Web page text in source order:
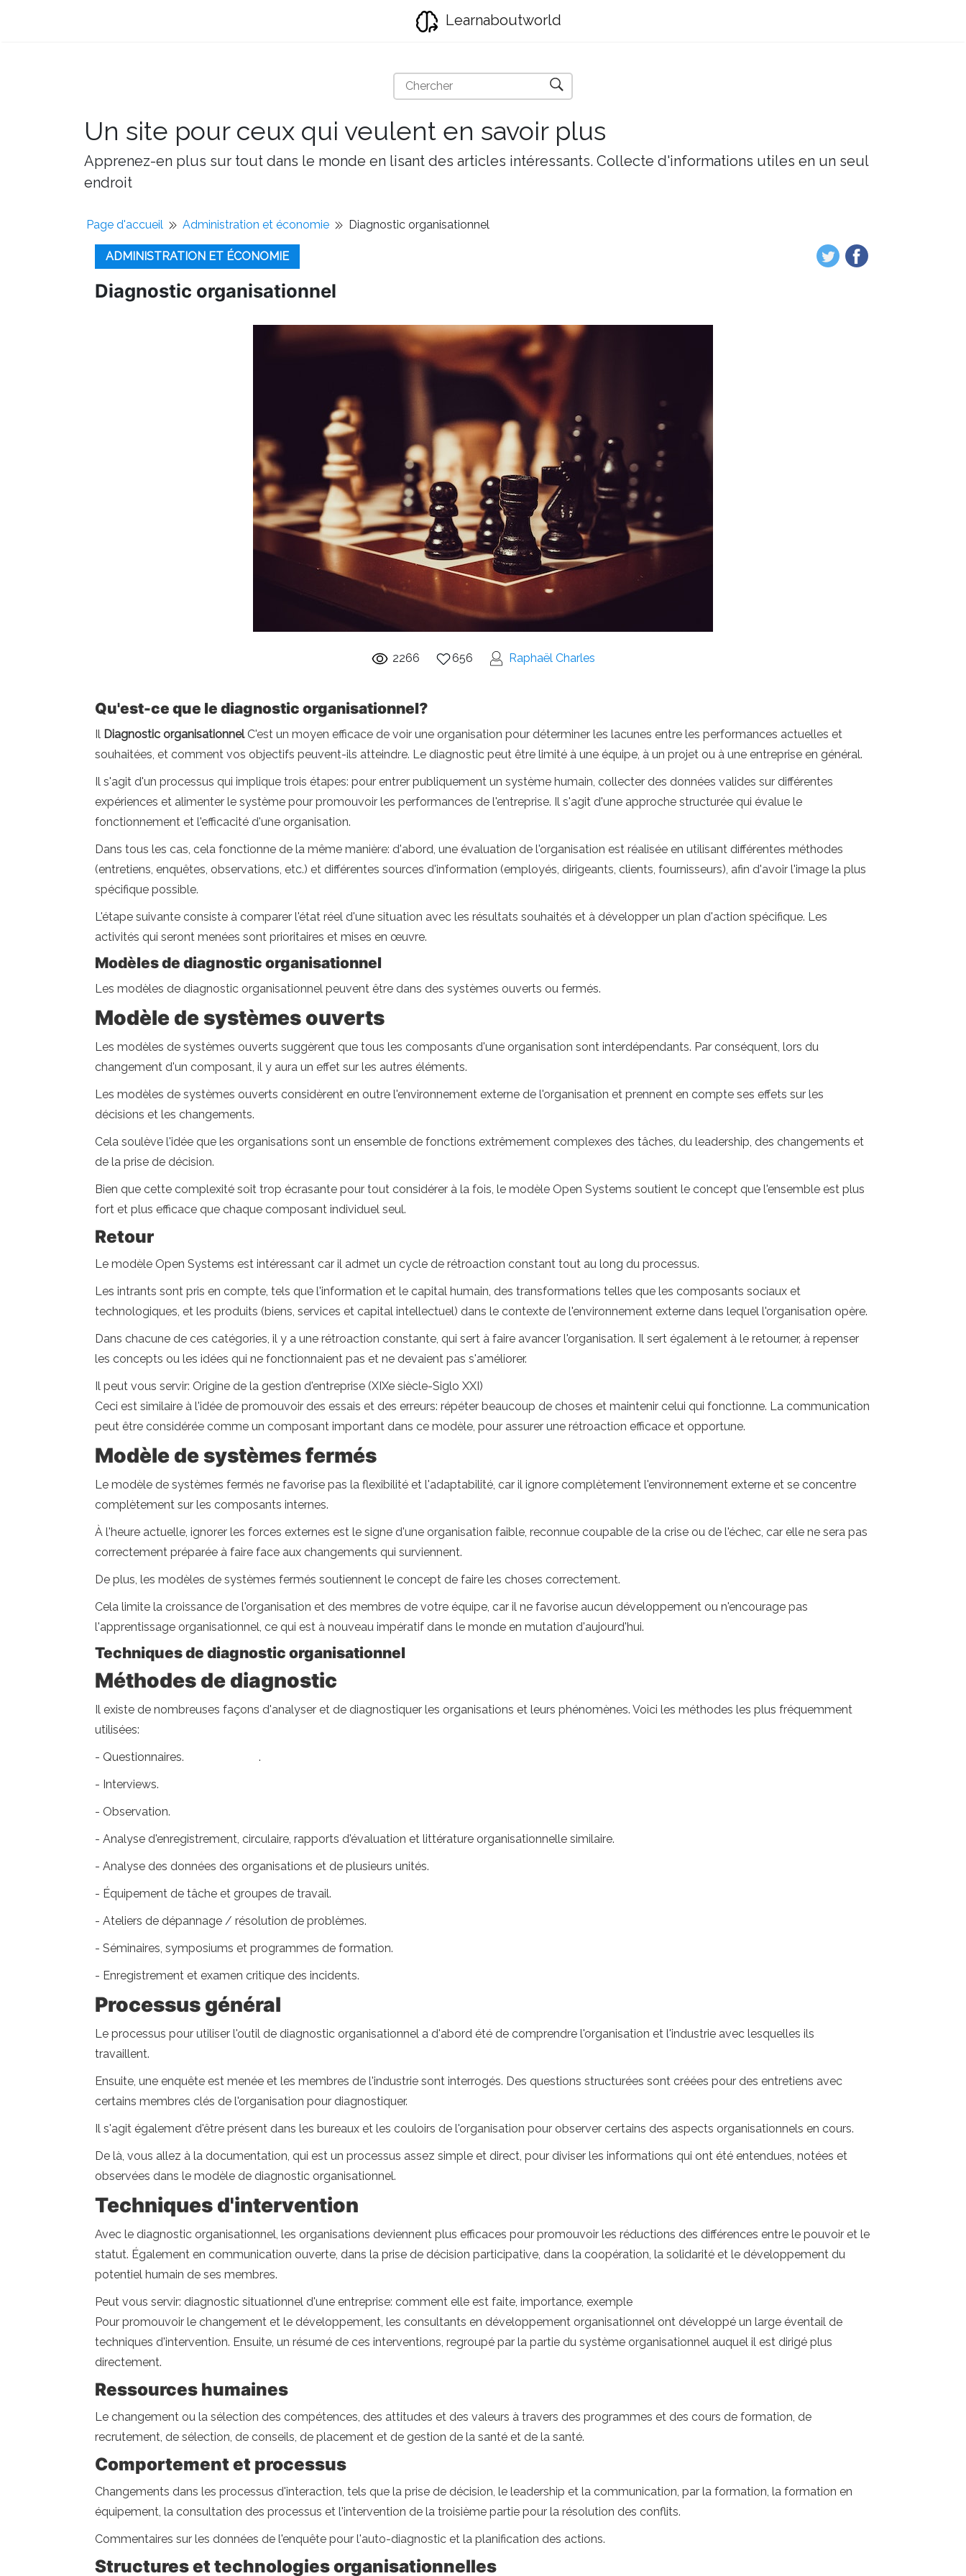
Learnaboutworld
Un site pour ceux qui veulent en savoir plus
Apprenez-en plus sur tout dans le monde en lisant des articles intéressants. Collecte d'informations utiles en un seul
endroit
Page d'accueil Administration et économie Diagnostic organisationnel
ADMINISTRATION ET ÉCONOMIE
Diagnostic organisationnel
2266 656 Raphaël Charles
Qu'est-ce que le diagnostic organisationnel?
Il Diagnostic organisationnelC'est un moyen efficace de voir une organisation pour déterminer les lacunes entre les performances actuelles et
souhaitées, et comment vos objectifs peuvent-ils atteindre. Le diagnostic peut être limité à une équipe, à un projet ou à une entreprise en général.
Il s'agit d'un processus qui implique trois étapes: pour entrer publiquement un système humain, collecter des données valides sur différentes
expériences et alimenter le système pour promouvoir les performances de l'entreprise. Il s'agit d'une approche structurée qui évalue le
fonctionnement et l'efficacité d'une organisation.
Dans tous les cas, cela fonctionne de la même manière: d'abord, une évaluation de l'organisation est réalisée en utilisant différentes méthodes
(entretiens, enquêtes, observations, etc.) et différentes sources d'information (employés, dirigeants, clients, fournisseurs), afin d'avoir l'image la plus
spécifique possible.
L'étape suivante consiste à comparer l'état réel d'une situation avec les résultats souhaités et à développer un plan d'action spécifique. Les
activités qui seront menées sont prioritaires et mises en œuvre.
Modèles de diagnostic organisationnel
Les modèles de diagnostic organisationnel peuvent être dans des systèmes ouverts ou fermés.
Modèle de systèmes ouverts
Les modèles de systèmes ouverts suggèrent que tous les composants d'une organisation sont interdépendants. Par conséquent, lors du
changement d'un composant, il y aura un effet sur les autres éléments.
Les modèles de systèmes ouverts considèrent en outre l'environnement externe de l'organisation et prennent en compte ses effets sur les
décisions et les changements.
Cela soulève l'idée que les organisations sont un ensemble de fonctions extrêmement complexes des tâches, du leadership, des changements et
de la prise de décision.
Bien que cette complexité soit trop écrasante pour tout considérer à la fois, le modèle Open Systems soutient le concept que l'ensemble est plus
fort et plus efficace que chaque composant individuel seul.
Retour
Le modèle Open Systems est intéressant car il admet un cycle de rétroaction constant tout au long du processus.
Les intrants sont pris en compte, tels que l'information et le capital humain, des transformations telles que les composants sociaux et
technologiques, et les produits (biens, services et capital intellectuel) dans le contexte de l'environnement externe dans lequel l'organisation opère.
Dans chacune de ces catégories, il y a une rétroaction constante, qui sert à faire avancer l'organisation. Il sert également à le retourner, à repenser
les concepts ou les idées qui ne fonctionnaient pas et ne devaient pas s'améliorer.
Il peut vous servir: Origine de la gestion d'entreprise (XIXe siècle-Siglo XXI)
Ceci est similaire à l'idée de promouvoir des essais et des erreurs: répéter beaucoup de choses et maintenir celui qui fonctionne. La communication
peut être considérée comme un composant important dans ce modèle, pour assurer une rétroaction efficace et opportune.
Modèle de systèmes fermés
Le modèle de systèmes fermés ne favorise pas la flexibilité et l'adaptabilité, car il ignore complètement l'environnement externe et se concentre
complètement sur les composants internes.
À l'heure actuelle, ignorer les forces externes est le signe d'une organisation faible, reconnue coupable de la crise ou de l'échec, car elle ne sera pas
correctement préparée à faire face aux changements qui surviennent.
De plus, les modèles de systèmes fermés soutiennent le concept de faire les choses correctement.
Cela limite la croissance de l'organisation et des membres de votre équipe, car il ne favorise aucun développement ou n'encourage pas
l'apprentissage organisationnel, ce qui est à nouveau impératif dans le monde en mutation d'aujourd'hui.
Techniques de diagnostic organisationnel
Méthodes de diagnostic
Il existe de nombreuses façons d'analyser et de diagnostiquer les organisations et leurs phénomènes. Voici les méthodes les plus fréquemment
utilisées:
- Questionnaires. .
- Interviews.
- Observation.
- Analyse d'enregistrement, circulaire, rapports d'évaluation et littérature organisationnelle similaire.
- Analyse des données des organisations et de plusieurs unités.
- Équipement de tâche et groupes de travail.
- Ateliers de dépannage / résolution de problèmes.
- Séminaires, symposiums et programmes de formation.
- Enregistrement et examen critique des incidents.
Processus général
Le processus pour utiliser l'outil de diagnostic organisationnel a d'abord été de comprendre l'organisation et l'industrie avec lesquelles ils
travaillent.
Ensuite, une enquête est menée et les membres de l'industrie sont interrogés. Des questions structurées sont créées pour des entretiens avec
certains membres clés de l'organisation pour diagnostiquer.
Il s'agit également d'être présent dans les bureaux et les couloirs de l'organisation pour observer certains des aspects organisationnels en cours.
De là, vous allez à la documentation, qui est un processus assez simple et direct, pour diviser les informations qui ont été entendues, notées et
observées dans le modèle de diagnostic organisationnel.
Techniques d'intervention
Avec le diagnostic organisationnel, les organisations deviennent plus efficaces pour promouvoir les réductions des différences entre le pouvoir et le
statut. Également en communication ouverte, dans la prise de décision participative, dans la coopération, la solidarité et le développement du
potentiel humain de ses membres.
Peut vous servir: diagnostic situationnel d'une entreprise: comment elle est faite, importance, exemple
Pour promouvoir le changement et le développement, les consultants en développement organisationnel ont développé un large éventail de
techniques d'intervention. Ensuite, un résumé de ces interventions, regroupé par la partie du système organisationnel auquel il est dirigé plus
directement.
Ressources humaines
Le changement ou la sélection des compétences, des attitudes et des valeurs à travers des programmes et des cours de formation, de
recrutement, de sélection, de conseils, de placement et de gestion de la santé et de la santé.
Comportement et processus
Changements dans les processus d'interaction, tels que la prise de décision, le leadership et la communication, par la formation, la formation en
équipement, la consultation des processus et l'intervention de la troisième partie pour la résolution des conflits.
Commentaires sur les données de l'enquête pour l'auto-diagnostic et la planification des actions.
Structures et technologies organisationnelles